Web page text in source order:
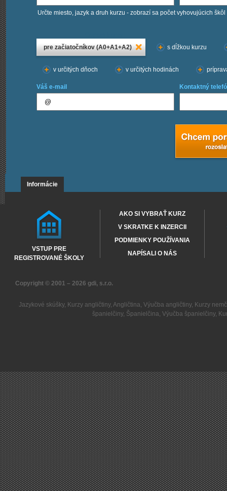
Určte miesto, jazyk a druh kurzu - zobrazí sa počet vyhovujúcich škôl
pre začiatočníkov (A0+A1+A2)
s dĺžkou kurzu
v určitých dňoch v určitých hodinách
Váš e-mail Kontaktný
Informácie
VSTUP PRE
REGISTROVANÉ ŠKOLY
AKO SI VYBRAŤ KURZ
V SKRATKE K INZERCII
PODMIENKY POUŽÍVANIA
NAPÍSALI O NÁS
Copyright © 2001 – 2026 gdi, s.r.o.
Jazykové skúšky, Kurzy angličtiny, Angličtina, Výučba angličtiny, Kurzy
španielčiny, Španielčina, Výučba španielčiny,